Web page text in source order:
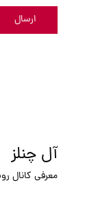
ارسال
آل چنلز
معرفی کانال